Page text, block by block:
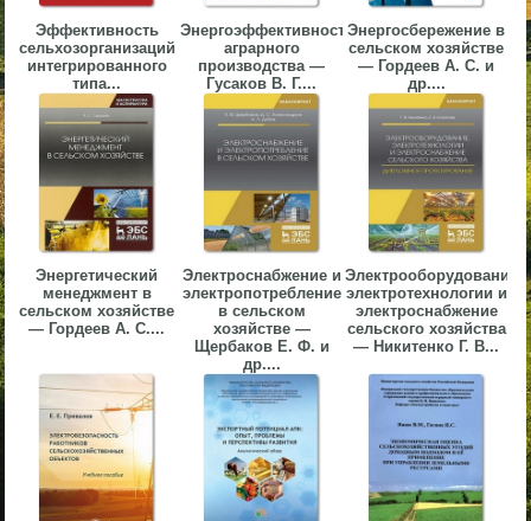
Эффективность
сельхозорганизаций
интегрированного
типа...
Энергоэффективность
аграрного
производства —
Гусаков В. Г....
Энергосбережение в
сельском хозяйстве
— Гордеев А. С. и
др....
Энергетический
менеджмент в
сельском хозяйстве
— Гордеев А. С....
Электроснабжение и
электропотребление
в сельском
хозяйстве —
Щербаков Е. Ф. и
др....
Электрооборудование,
электротехнологии и
электроснабжение
сельского хозяйства
— Никитенко Г. В...
▼